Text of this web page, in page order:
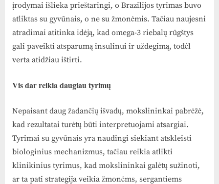
įrodymai išlieka prieštaringi, o Brazilijos tyrimas buvo
atliktas su gyvūnais, o ne su žmonėmis. Tačiau naujesni
atradimai atitinka idėją, kad omega-3 riebalų rūgštys
gali paveikti atsparumą insulinui ir uždegimą, todėl
verta atidžiau ištirti.
Vis dar reikia daugiau tyrimų
Nepaisant daug žadančių išvadų, mokslininkai pabrėžė,
kad rezultatai turėtų būti interpretuojami atsargiai.
Tyrimai su gyvūnais yra naudingi siekiant atskleisti
biologinius mechanizmus, tačiau reikia atlikti
klinikinius tyrimus, kad mokslininkai galėtų sužinoti,
ar ta pati strategija veikia žmonėms, sergantiems